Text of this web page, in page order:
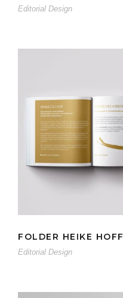
Editorial Design
FOLDER
FOLDER HEIKE
Editorial Design